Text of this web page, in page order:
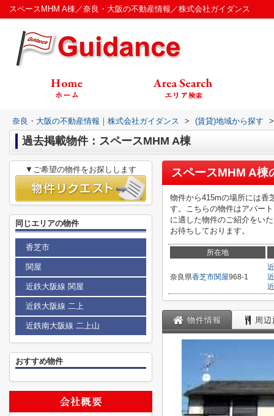
スペースMHM A棟／奈良・大阪の不動産情報／株式会社ガイダンス
奈良・大阪の不動産情報｜株式会社ガイダンス > (賃貸)地域から探す >
過去掲載物件：スペースMHM A棟
スペースMHM A棟
物件から415mの場所には香
す。こちらの物件はアパー
に適した物件のご紹介をい
お待ちしております。
所在地
奈良県香芝市関屋968-1
物件情報 周
▼ご希望の物件をお探しします
同じエリアの物件
香芝市
関屋
近鉄大阪線 関屋
近鉄大阪線 二上
近鉄南大阪線 二上山
おすすめ物件